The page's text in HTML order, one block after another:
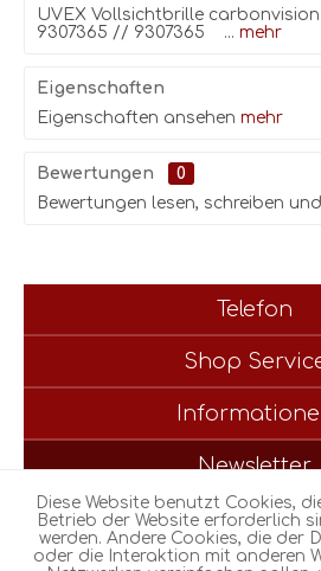
UVEX Vollsichtbrille
9307365 // 9307365 ... mehr
Eigenschaften
Eigenschaften ansehen mehr
Bewertungen
0
Bewertungen lesen, schreiben
Telefon
Shop
Newsletter
* Alle Preise inkl. gesetzl.
ggf. Nachnahmegebühren, wenn
Diese Website benutzt Cookies,
Betrieb der Website erforderlich
werden. Andere Cookies, die der
oder die Interaktion mit anderen